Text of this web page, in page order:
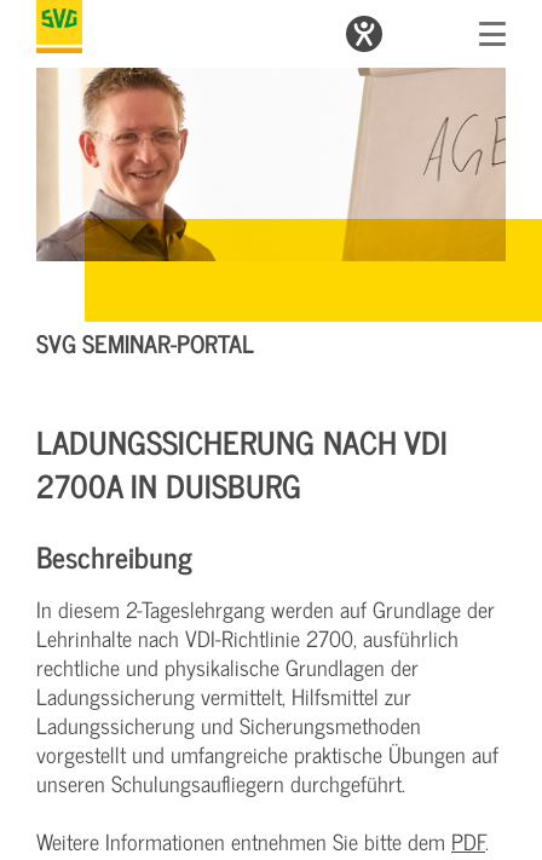
SVG SEMINAR-PORTAL
LADUNGSSICHERUNG NACH VDI
2700A IN DUISBURG
Beschreibung
In diesem 2-Tageslehrgang werden auf Grundlage der
Lehrinhalte nach VDI-Richtlinie 2700, ausführlich
rechtliche und physikalische Grundlagen der
Ladungssicherung vermittelt, Hilfsmittel zur
Ladungssicherung und Sicherungsmethoden
vorgestellt und umfangreiche praktische Übungen auf
unseren Schulungsaufliegern durchgeführt.
Weitere Informationen entnehmen Sie bitte dem PDF.